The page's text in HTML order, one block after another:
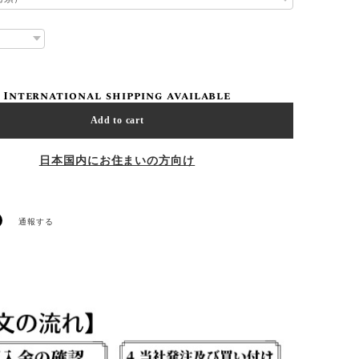
International shipping available
Add to cart
日本国内にお住まいの方向け
通報する